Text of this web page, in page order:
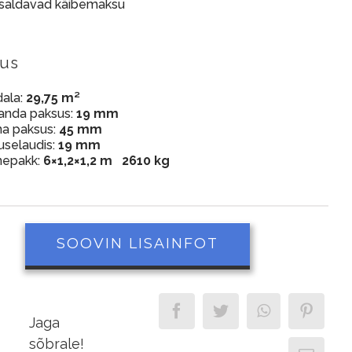
käibemaksu
29,75 m²
paksus:19 mm
paksus: 45 mm
19 mm
6×1,2×1,2 m 2610 kg
SOOVIN LISAINFOT
Jaga
sõbrale!